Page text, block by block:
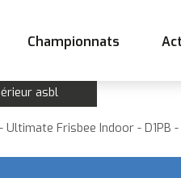
Championnats
asbl
- Ultimate Frisbee Indoor - D1PB